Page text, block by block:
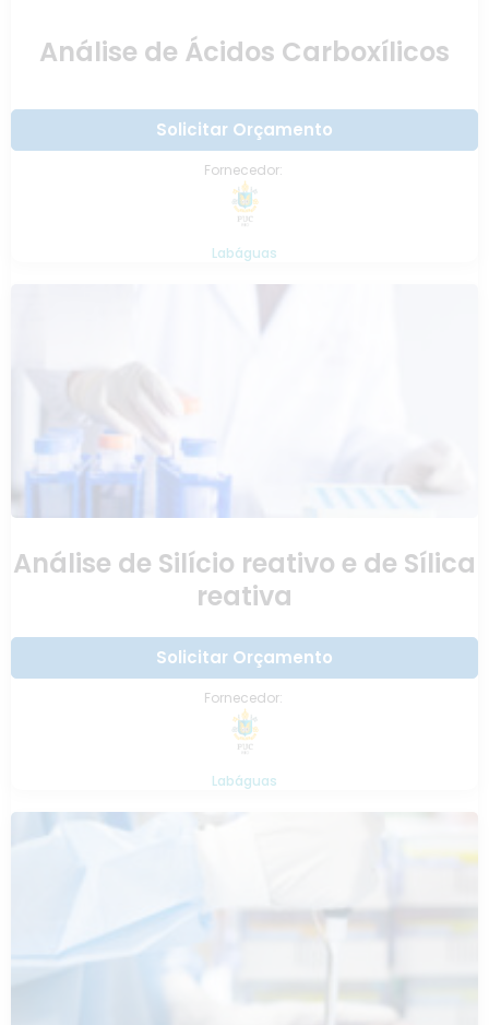
Análise de Ácidos Carboxílicos
Solicitar Orçamento
Fornecedor:
Labáguas
Análise de Silício reativo e de Sílica
reativa
Solicitar Orçamento
Fornecedor:
Labáguas